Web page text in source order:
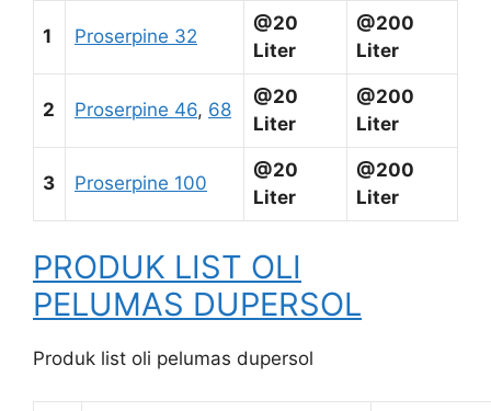
1 Proserpine 32
@20
Liter
@200
Liter
2 Proserpine 46, 68
@20
Liter
@200
Liter
3 Proserpine 100
@20
Liter
@200
Liter
PRODUK LIST OLI
PELUMAS DUPERSOL
Produk list oli pelumas dupersol